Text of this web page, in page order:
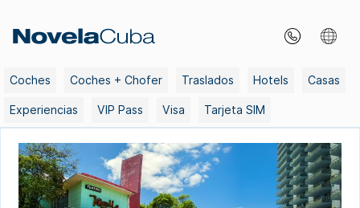
content
Coches Coches + Chofer Traslados Hotels Casas
Experiencias VIP Pass Visa Tarjeta SIM